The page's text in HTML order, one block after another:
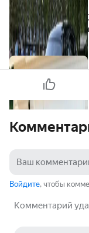
Войдите, чтобы
Комментарий